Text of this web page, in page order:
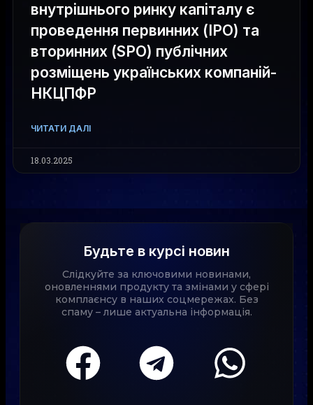
внутрішнього ринку капіталу є
проведення первинних (IPO) та
вторинних (SPO) публічних
розміщень українських компаній-
НКЦПФР
ЧИТАТИ ДАЛІ
18.03.2025
Будьте в курсі новин
Слідкуйте за ключовими новинами,
оновленнями продукту та змінами у сфері
комплаєнсу в наших соцмережах. Без
спаму – лише актуальна інформація.